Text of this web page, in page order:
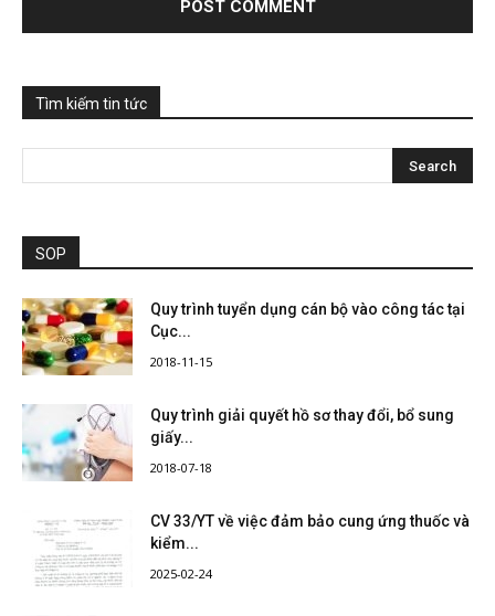
Tìm kiếm tin tức
SOP
Quy trình tuyển dụng cán bộ vào công tác tại
Cục...
2018-11-15
Quy trình giải quyết hồ sơ thay đổi, bổ sung
giấy...
2018-07-18
CV 33/YT về việc đảm bảo cung ứng thuốc và
kiểm...
2025-02-24